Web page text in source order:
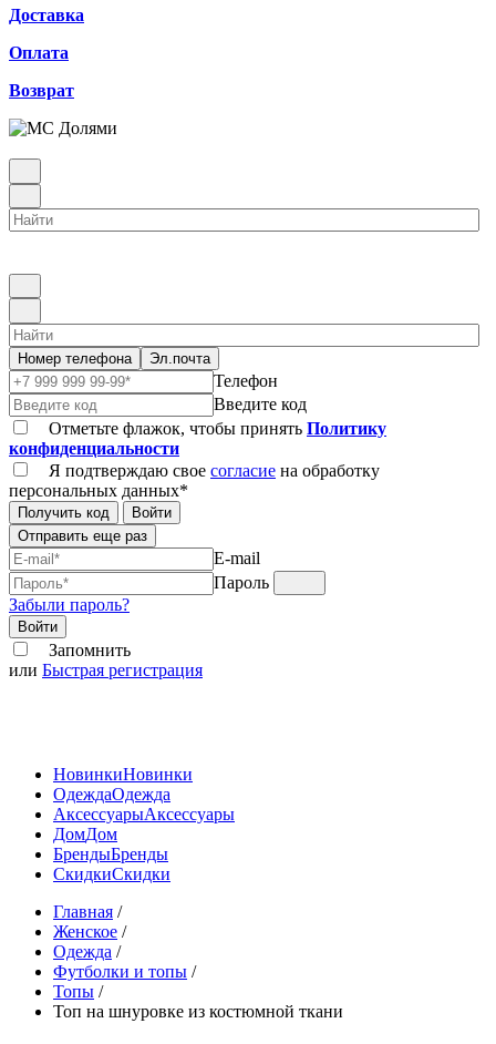
Доставка
Оплата
Возврат
Номер телефона Эл.почта
Телефон
Введите код
Отметьте флажок, чтобы принять Политику
конфиденциальности
Я подтверждаю свое согласие на обработку
персональных данных*
Получить код
Войти
Отправить еще раз
E-mail
Пароль
Забыли пароль?
Войти
Запомнить
или Быстрая регистрация
НовинкиНовинки
ОдеждаОдежда
АксессуарыАксессуары
ДомДом
БрендыБренды
СкидкиСкидки
Главная /
Женское /
Одежда /
Футболки и топы /
Топы /
Топ на шнуровке из костюмной ткани